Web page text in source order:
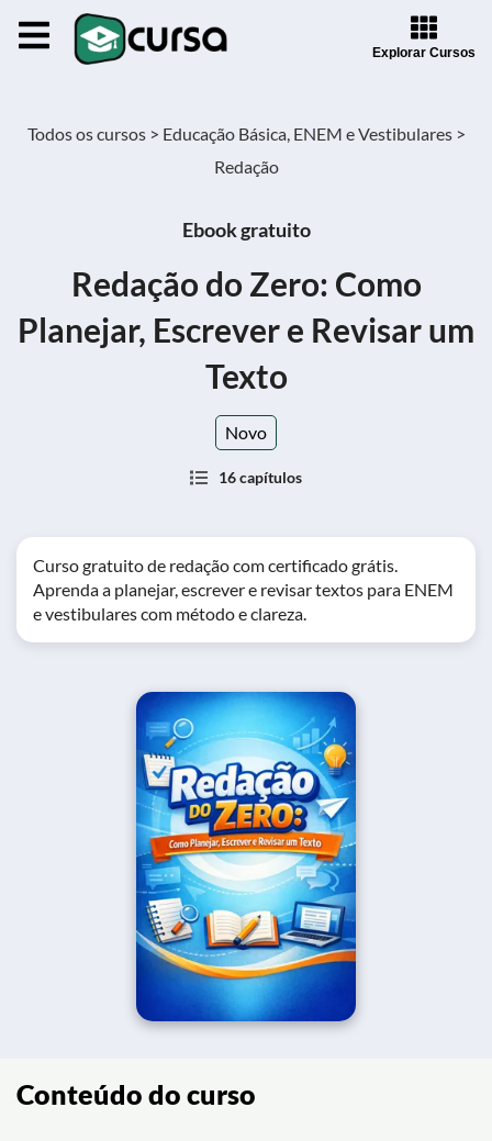
Explorar Cursos
Todos os cursos > Educação Básica, ENEM e Vestibulares >
Redação
Ebook gratuito
Redação do Zero: Como
Planejar, Escrever e Revisar um
Texto
Novo
16 capítulos
Curso gratuito de redação com certificado grátis.
Aprenda a planejar, escrever e revisar textos para ENEM
e vestibulares com método e clareza.
Conteúdo do curso